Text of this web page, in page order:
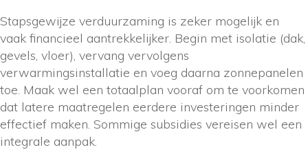
Stapsgewijze verduurzaming is zeker mogelijk en
vaak financieel aantrekkelijker. Begin met isolatie (dak,
gevels, vloer), vervang vervolgens
verwarmingsinstallatie en voeg daarna zonnepanelen
toe. Maak wel een totaalplan vooraf om te voorkomen
dat latere maatregelen eerdere investeringen minder
effectief maken. Sommige subsidies vereisen wel een
integrale aanpak.